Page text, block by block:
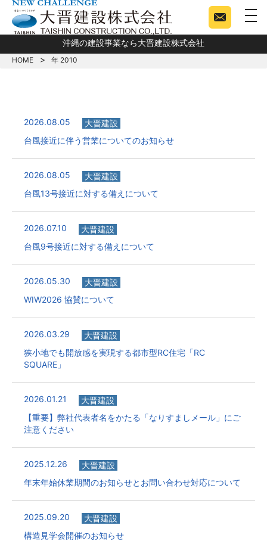
沖縄の建設事業なら大晋建設株式会社
HOME 年 2010
2026.08.05
大晋建設
台風接近に伴う営業についてのお知らせ
2026.08.05
大晋建設
台風13号接近に対する備えについて
2026.07.10
大晋建設
台風9号接近に対する備えについて
2026.05.30
大晋建設
WIW2026 協賛について
2026.03.29
大晋建設
狭小地でも開放感を実現する都市型RC住宅「RC
SQUARE」
2026.01.21
大晋建設
【重要】弊社代表者名をかたる「なりすましメール」にご
注意ください
2025.12.26
大晋建設
年末年始休業期間のお知らせとお問い合わせ対応について
2025.09.20
大晋建設
構造見学会開催のお知らせ